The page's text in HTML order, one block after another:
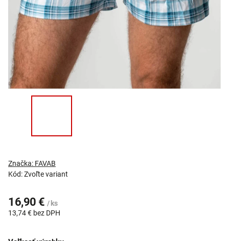
Kód:Zvoľte variant
Značka: FAVAB
16,90 € / ks
13,74 € bez DPH